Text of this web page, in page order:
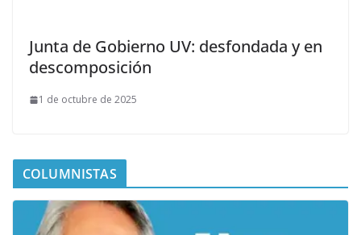
Junta de Gobierno UV: desfondada y en
descomposición
1 de octubre de 2025
COLUMNISTAS